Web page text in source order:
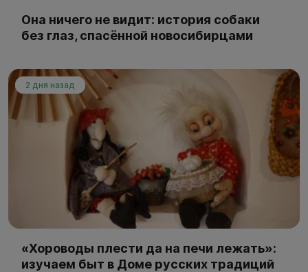
Она ничего не видит: история собаки
без глаз, спасённой новосибирцами
2 дня назад
«Хороводы плести да на печи лежать»:
изучаем быт в Доме русских традиций